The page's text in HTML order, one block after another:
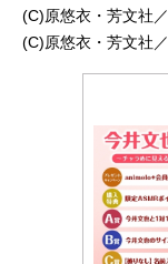
(C)原悠衣・芳文社
(C)原悠衣・芳文社